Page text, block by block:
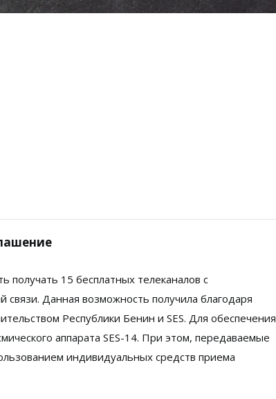
15 бесплатных телеканалов с
связи. Данная возможность получила благодаря
Республики Бенин и SES. Для обеспечения
аппарата SES-14. При этом, передаваемые
индивидуальных средств приема